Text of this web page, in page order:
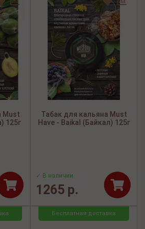
Must
125г
Табак для кальяна Must
Have - Baikal (Байкал) 125г
✓ В наличии
1265 р.
Бесплатная доставка